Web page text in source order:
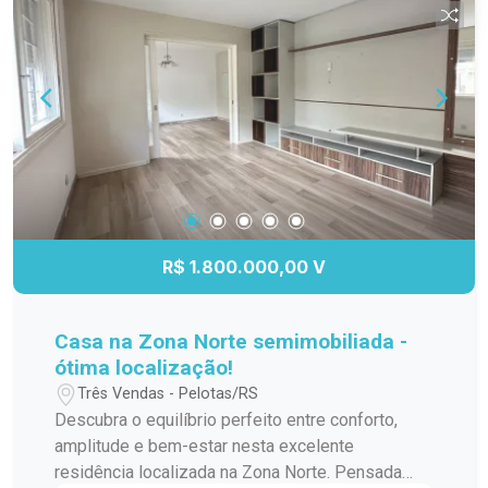
R$ 1.800.000,00 V
Casa na Zona Norte semimobiliada -
ótima localização!
Três Vendas - Pelotas/RS
Descubra o equilíbrio perfeito entre conforto,
amplitude e bem-estar nesta excelente
residência localizada na Zona Norte. Pensada